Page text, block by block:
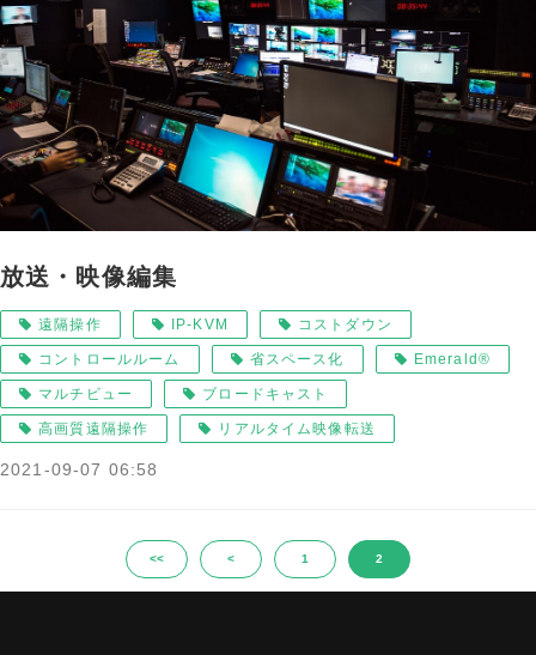
放送・映像編集
遠隔操作 IP-KVM コストダウン
コントロールルーム 省スペース化 Emerald®
マルチビュー ブロードキャスト
高画質遠隔操作 リアルタイム映像転送
2021-09-07 06:58
<< < 1 2